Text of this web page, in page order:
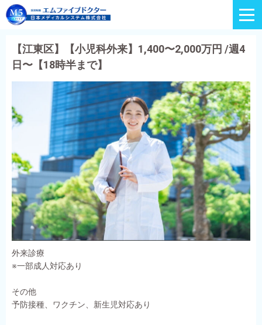
【江東区】【小児科外来】1,400〜2,000万円 /週4
日〜【18時半まで】
外来診療
※一部成人対応あり
その他
予防接種、ワクチン、新生児対応あり